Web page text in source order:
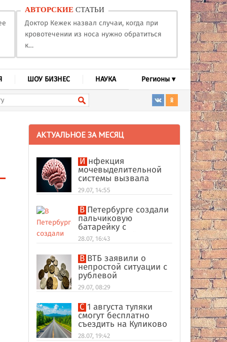
АВТОРСКИЕ СТАТЬИ
Доктор Кежек назвал случаи, когда при
кровотечении из носа нужно обратиться
к…
ШОУ БИЗНЕС НАУКА Регионы ▾
АКТУАЛЬНОЕ ЗА МЕСЯЦ
Инфекция
мочевыделительной
системы вызвала
абсцесс мозга у
американки
29.07, 14:55
В Петербурге создали
пальчиковую
батарейку с
беспроводной
зарядкой
28.07, 16:43
В ВТБ заявили о
непростой ситуации с
рублевой
ликвидностью в
банковском секторе
29.07, 08:29
С 1 августа туляки
смогут бесплатно
съездить на Куликово
поле
28.07, 19:42